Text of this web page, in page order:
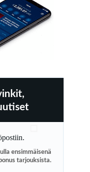
ensimmäisenä
tarjouksista.